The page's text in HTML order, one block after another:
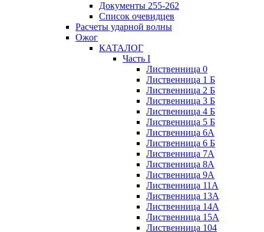
Документы 255-262
Список очевидцев
Расчеты ударной волны
Ожог
КАТАЛОГ
Часть I
Лиственница 0
Лиственница 1 Б
Лиственница 2 Б
Лиственница 3 Б
Лиственница 4 Б
Лиственница 5 Б
Лиственница 6А
Лиственница 6 Б
Лиственница 7А
Лиственница 8А
Лиственница 9А
Лиственница 11А
Лиственница 13А
Лиственница 14А
Лиственница 15А
Лиственница 104